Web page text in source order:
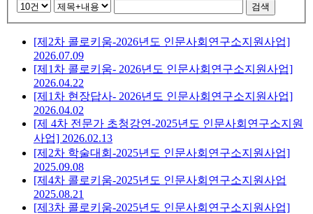
검색
[제2차 콜로키움-2026년도 인문사회연구소지원사업]
2026.07.09
[제1차 콜로키움- 2026년도 인문사회연구소지원사업]
2026.04.22
[제1차 현장답사- 2026년도 인문사회연구소지원사업]
2026.04.02
[제 4차 전문가 초청강연-2025년도 인문사회연구소지원
사업] 2026.02.13
[제2차 학술대회-2025년도 인문사회연구소지원사업]
2025.09.08
[제4차 콜로키움-2025년도 인문사회연구소지원사업
2025.08.21
[제3차 콜로키움-2025년도 인문사회연구소지원사업]